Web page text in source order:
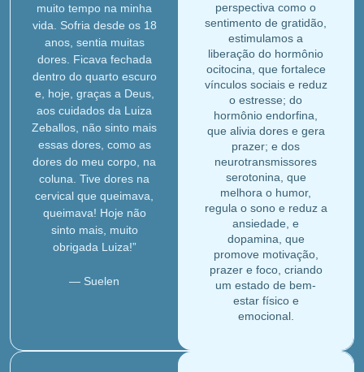
muito tempo na minha
vida. Sofria desde os 18
anos, sentia muitas
dores. Ficava fechada
dentro do quarto escuro
e, hoje, graças a Deus,
aos cuidados da Luiza
Zeballos, não sinto mais
essas dores, como as
dores do meu corpo, na
coluna. Tive dores na
cervical que queimava,
queimava! Hoje não
sinto mais, muito
obrigada Luiza!”
— Suelen
perspectiva como o
sentimento de gratidão,
estimulamos a
liberação do hormônio
ocitocina, que fortalece
vínculos sociais e reduz
o estresse; do
hormônio endorfina,
que alivia dores e gera
prazer; e dos
neurotransmissores
serotonina, que
melhora o humor,
regula o sono e reduz a
ansiedade, e
dopamina, que
promove motivação,
prazer e foco, criando
um estado de bem-
estar físico e
emocional.